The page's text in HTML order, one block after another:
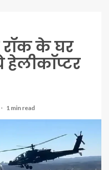
रॉक के घर
हेलीकाॅप्टर
1 min read